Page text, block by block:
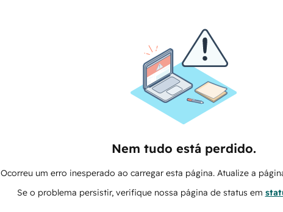
Nem tudo está perdido.
Ocorreu um erro inesperado ao carregar esta página. Atualize a
Se o problema persistir, verifique nossa página de status em